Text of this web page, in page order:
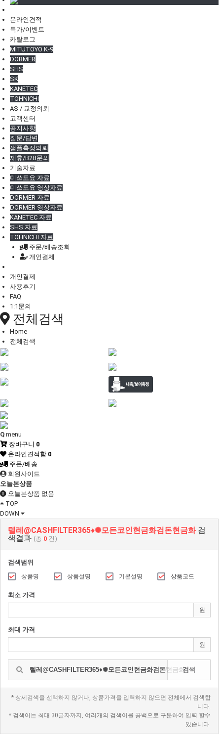
온라인견적
특가/이벤트
카탈로그
MITUTOYO K-9
DORMER
SHS
SK
KANETEC
TOHNICHI
AS / 교정의뢰
고객센터
공지사항
질문/답변
샘플측정의뢰
제휴/B2B문의
기술자료
미쓰도요 자료
미쓰도요 영상자료
DORMER 자료
DORMER 영상자료
KANETEC 자료
SHS 자료
TOHNICHI 자료
주문/배송조회
개인결제
개인결제
사용후기
FAQ
1:1문의
전체검색
Home
전체검색
Q menu
장바구니 0
온라인견적함 0
주문/배송
회원사이드
오늘본상품
오늘본상품 없음
TOP
DOWN
텔레@CASHFILTER365♦✺모든코인현금화검돈현금화검
색결과 (총 0 건)
검색범위
상품명 상품설명 기본설명 상품코드
최소 가격
원
최대 가격
원
검색
* 상세검색을 선택하지 않거나, 상품가격을 입력하지 않으면 전체에서 검색합
니다.
* 검색어는 최대 30글자까지, 여러개의 검색어를 공백으로 구분하여 입력 할수
있습니다.